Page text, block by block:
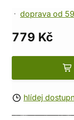
doprava od
779 Kč
hlídej